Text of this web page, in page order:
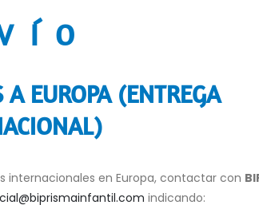
A EUROPA (ENTREGA
internacionales en Europa, contactar con
indicando: